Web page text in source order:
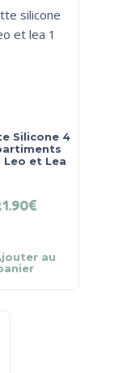
Silicone 4
Leo et Lea
€
au